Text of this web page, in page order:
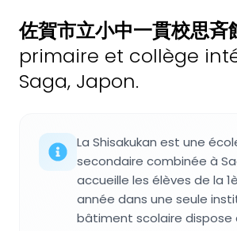
佐賀市立小中一貫校思斉
primaire et collège
Saga, Japon.
La Shisakukan est une
secondaire combinée à
accueille les élèves de la
année dans une seule
bâtiment scolaire dispose